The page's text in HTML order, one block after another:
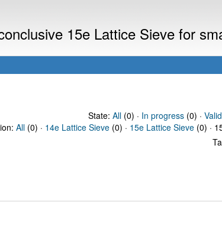
15e Lattice Sieve for
State: All(0) · In progress(0) ·
All (0) · 14e Lattice Sieve (0) · 15e Lattice Sieve (0) ·